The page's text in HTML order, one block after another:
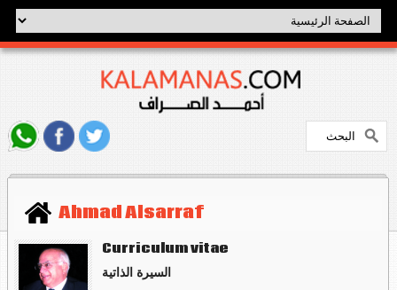
Ahmad Alsarraf
Curriculum vitae
السيرة الذاتية